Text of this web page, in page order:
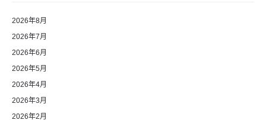
2026年8月
2026年7月
2026年6月
2026年5月
2026年4月
2026年3月
2026年2月